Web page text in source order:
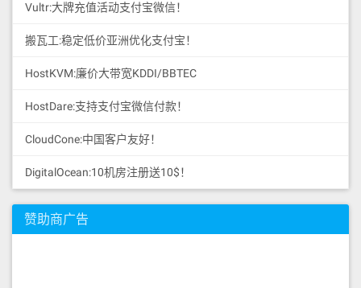
Vultr:大牌充值活动支付宝微信！
搬瓦工:稳定低价亚洲优化支付宝！
HostKVM:廉价大带宽KDDI/BBTEC
HostDare:支持支付宝微信付款！
CloudCone:中国客户友好！
DigitalOcean:10机房注册送10$！
赞助商广告